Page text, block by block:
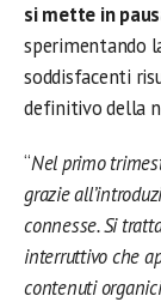
si mette in
sperimentando
soddisfacenti
definitivo della
“Nel primo
grazie
connesse. Si
interruttivo che
contenuti organici